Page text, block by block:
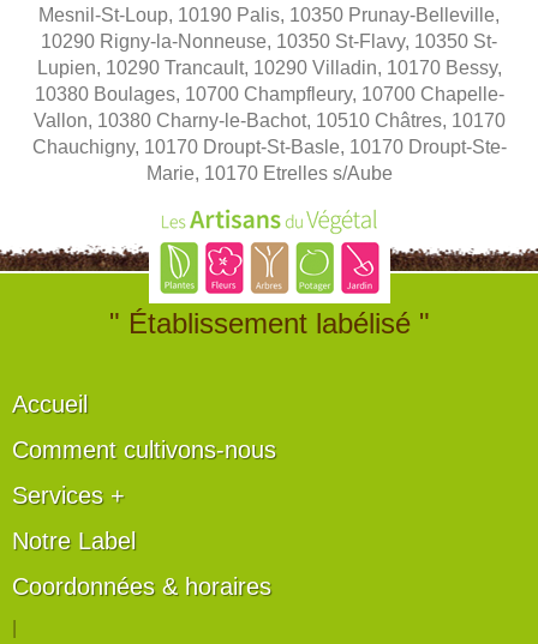
Mesnil-St-Loup, 10190 Palis, 10350 Prunay-Belleville,
10290 Rigny-la-Nonneuse, 10350 St-Flavy, 10350 St-
Lupien, 10290 Trancault, 10290 Villadin, 10170 Bessy,
10380 Boulages, 10700 Champfleury, 10700 Chapelle-
Vallon, 10380 Charny-le-Bachot, 10510 Châtres, 10170
Chauchigny, 10170 Droupt-St-Basle, 10170 Droupt-Ste-
Marie, 10170 Etrelles s/Aube
" Établissement labélisé "
Accueil
Comment cultivons-nous
Services +
Notre Label
Coordonnées & horaires